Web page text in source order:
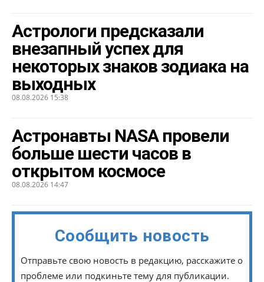
Астрологи предсказали
внезапный успех для
некоторых знаков зодиака на
выходных
08.08.2026 15:38
Астронавты NASA провели
больше шести часов в
открытом космосе
08.08.2026 14:47
Сообщить новость
Отправьте свою новость в редакцию, расскажите о
проблеме или подкиньте тему для публикации.